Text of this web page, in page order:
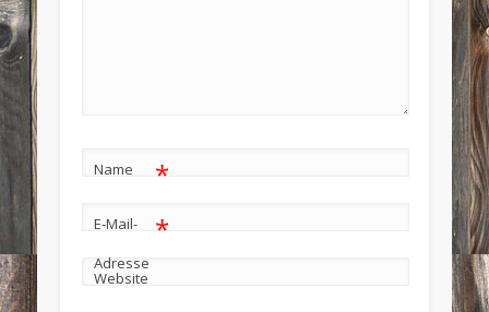
Name *
E-Mail-
Adresse
*
Website